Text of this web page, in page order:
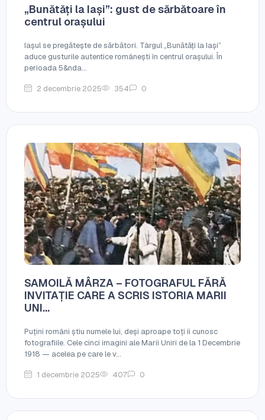
„Bunătăți la Iași”: gust de sărbătoare în
centrul orașului
Iașul se pregătește de sărbători. Târgul „Bunătăți la Iași”
aduce gusturile autentice românești în centrul orașului. În
perioada 5&nda...
2 decembrie 2025 354 0
SAMOILĂ MÂRZA – FOTOGRAFUL FĂRĂ
INVITAȚIE CARE A SCRIS ISTORIA MARII
UNI...
Puțini români știu numele lui, deși aproape toți îi cunosc
fotografiile. Cele cinci imagini ale Marii Uniri de la 1 Decembrie
1918 — acelea pe care le v...
1 decembrie 2025 407 0